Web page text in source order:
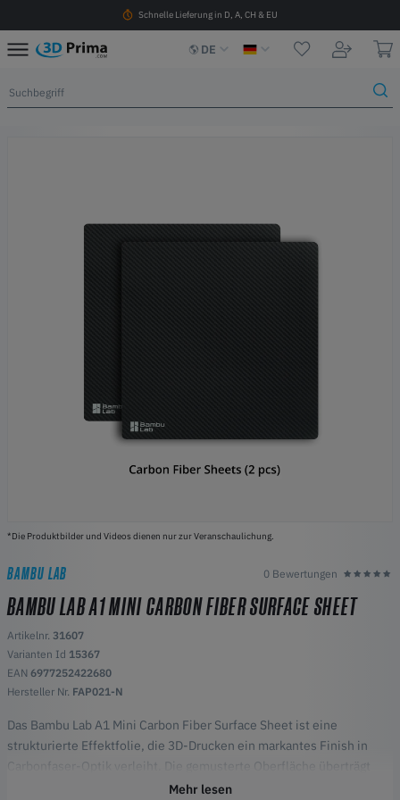
Schnelle Lieferung in D, A, CH & EU
DE
*Die Produktbilder und Videos dienen nur zur Veranschaulichung.
BAMBU LAB 0 Bewertungen
BAMBU LAB A1 MINI CARBON FIBER SURFACE SHEET
Artikelnr. 31607
Varianten Id 15367
EAN 6977252422680
Hersteller Nr. FAP021-N
Das Bambu Lab A1 Mini Carbon Fiber Surface Sheet ist eine
strukturierte Effektfolie, die 3D-Drucken ein markantes Finish in
Carbonfaser-Optik verleiht. Die gemusterte Oberfläche überträgt
eine dezente Carbonfasertextur auf die erste Schicht und sorgt so
Mehr lesen